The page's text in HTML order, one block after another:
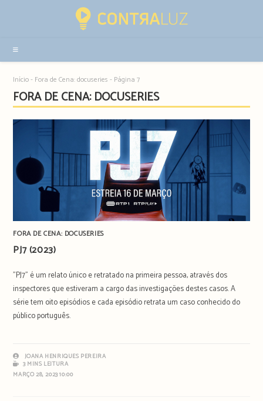
sidebar
Início- Fora de Cena: docuseries - Página 7
FORA DE CENA: DOCUSERIES
FORA DE CENA: DOCUSERIES
PJ7 (2023)
"PJ7" é um relato único e retratado na primeira pessoa, através dos
inspectores que estiveram a cargo das investigações destes casos. A
série tem oito episódios e cada episódio retrata um caso conhecido do
público português.
JOANA HENRIQUES PEREIRA
3 MINS LEITURA
MARÇO 28, 2023 10:00